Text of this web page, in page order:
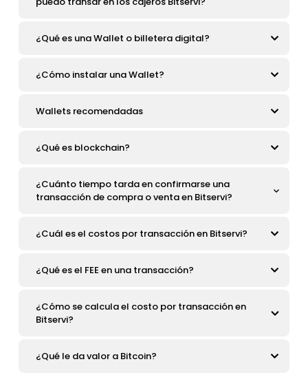
¿Qué es una Wallet o billetera digital?
¿Cómo instalar una Wallet?
Wallets recomendadas
¿Qué es blockchain?
¿Cuánto tiempo tarda en confirmarse una
transacción de compra o venta en Bitservi?
¿Cuál es el costos por transacción en Bitservi?
¿Qué es el FEE en una transacción?
¿Cómo se calcula el costo por transacción en
Bitservi?
¿Qué le da valor a Bitcoin?